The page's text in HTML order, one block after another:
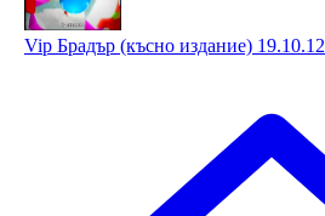
Vip Брадър (късно издание) 19.10.12